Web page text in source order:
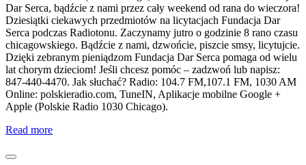
Dar Serca, bądźcie z nami przez cały weekend od rana do wieczora!
Dziesiątki ciekawych przedmiotów na licytacjach Fundacja Dar
Serca podczas Radiotonu. Zaczynamy jutro o godzinie 8 rano czasu
chicagowskiego. Bądźcie z nami, dzwońcie, piszcie smsy, licytujcie.
Dzięki zebranym pieniądzom Fundacja Dar Serca pomaga od wielu
lat chorym dzieciom! Jeśli chcesz pomóc – zadzwoń lub napisz:
847-440-4470. Jak słuchać? Radio: 104.7 FM,107.1 FM, 1030 AM
Online: polskieradio.com, TuneIN, Aplikacje mobilne Google +
Apple (Polskie Radio 1030 Chicago).
Read more